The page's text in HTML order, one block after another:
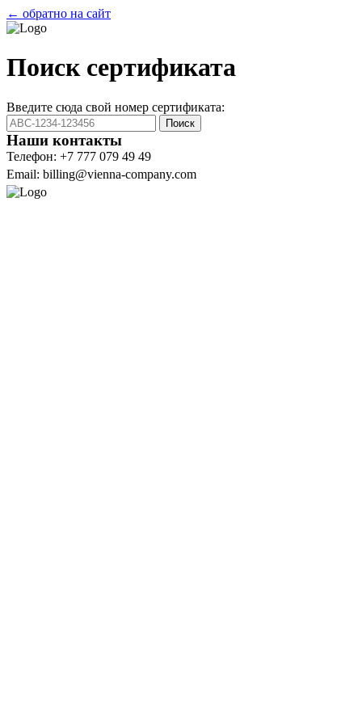
← обратно на сайт
Поиск сертификата
Введите сюда свой номер сертификата:
Поиск
Наши контакты
Телефон: +7 777 079 49 49
Email: billing@vienna-company.com